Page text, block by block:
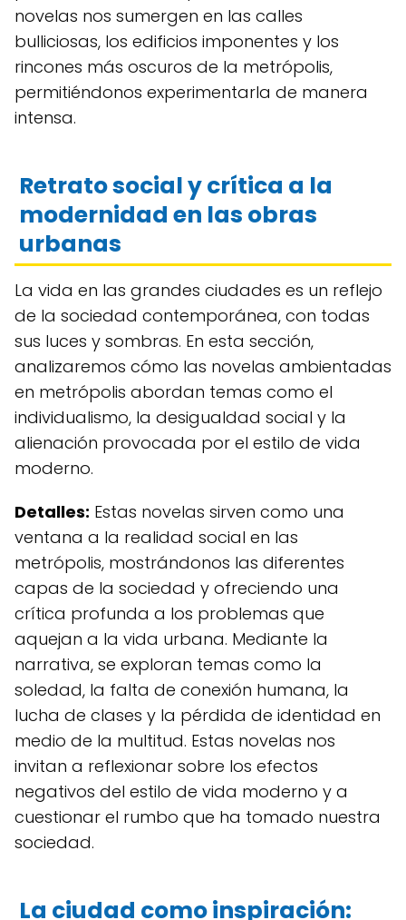
novelas nos sumergen en las calles
bulliciosas, los edificios imponentes y los
rincones más oscuros de la metrópolis,
permitiéndonos experimentarla de manera
intensa.
Retrato social y crítica a la
modernidad en las obras
urbanas
La vida en las grandes ciudades es un reflejo
de la sociedad contemporánea, con todas
sus luces y sombras. En esta sección,
analizaremos cómo las novelas ambientadas
en metrópolis abordan temas como el
individualismo, la desigualdad social y la
alienación provocada por el estilo de vida
moderno.
Detalles: Estas novelas sirven como una
ventana a la realidad social en las
metrópolis, mostrándonos las diferentes
capas de la sociedad y ofreciendo una
crítica profunda a los problemas que
aquejan a la vida urbana. Mediante la
narrativa, se exploran temas como la
soledad, la falta de conexión humana, la
lucha de clases y la pérdida de identidad en
medio de la multitud. Estas novelas nos
invitan a reflexionar sobre los efectos
negativos del estilo de vida moderno y a
cuestionar el rumbo que ha tomado nuestra
sociedad.
La ciudad como inspiración: